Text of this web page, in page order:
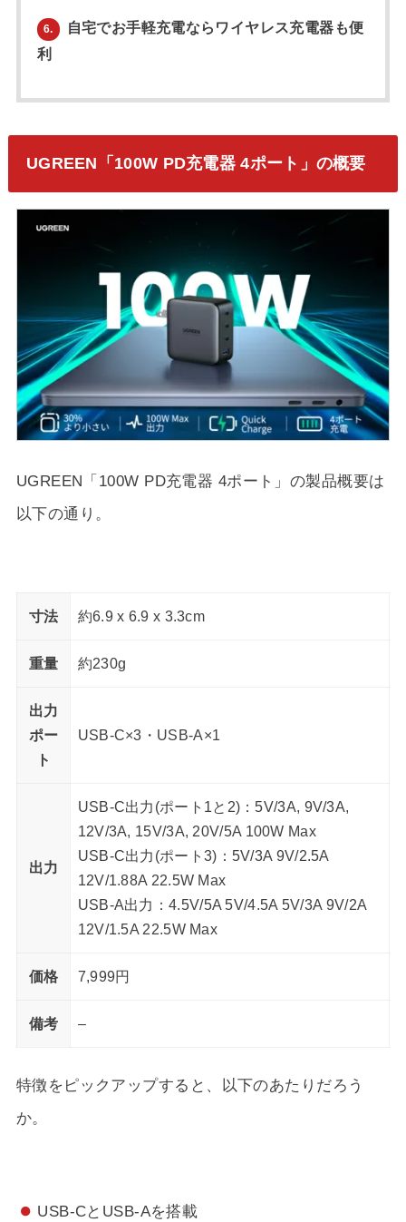
6.
自宅でお手軽充電ならワイヤレス充電器も便
利
UGREEN「100W PD充電器 4ポート」の概要
UGREEN「100W PD充電器 4ポート」の製品概要は
以下の通り。
寸法 約6.9 x 6.9 x 3.3cm
重量 約230g
出力
ポー
ト
USB-C×3・USB-A×1
出力
USB-C出力(ポート1と2)：5V/3A, 9V/3A,
12V/3A, 15V/3A, 20V/5A 100W Max
USB-C出力(ポート3)：5V/3A 9V/2.5A
12V/1.88A 22.5W Max
USB-A出力：4.5V/5A 5V/4.5A 5V/3A 9V/2A
12V/1.5A 22.5W Max
価格 7,999円
備考 –
特徴をピックアップすると、以下のあたりだろう
か。
USB-CとUSB-Aを搭載